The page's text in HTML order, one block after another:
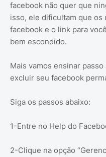
facebook não quer que
isso, ele dificultam que os
facebook e o link para
bem escondido.
Mais vamos ensinar
excluir seu facebook
Siga os passos abaixo:
1-Entre no Help do
2-Clique na opção